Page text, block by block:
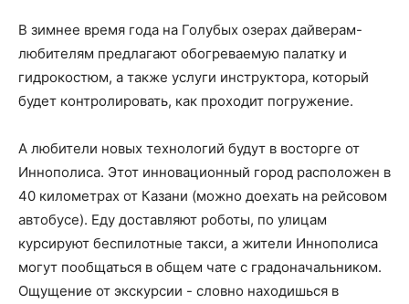
В зимнее время года на Голубых озерах дайверам-
любителям предлагают обогреваемую палатку и
гидрокостюм, а также услуги инструктора, который
будет контролировать, как проходит погружение.
А любители новых технологий будут в восторге от
Иннополиса. Этот инновационный город расположен в
40 километрах от Казани (можно доехать на рейсовом
автобусе). Еду доставляют роботы, по улицам
курсируют беспилотные такси, а жители Иннополиса
могут пообщаться в общем чате с градоначальником.
Ощущение от экскурсии - словно находишься в